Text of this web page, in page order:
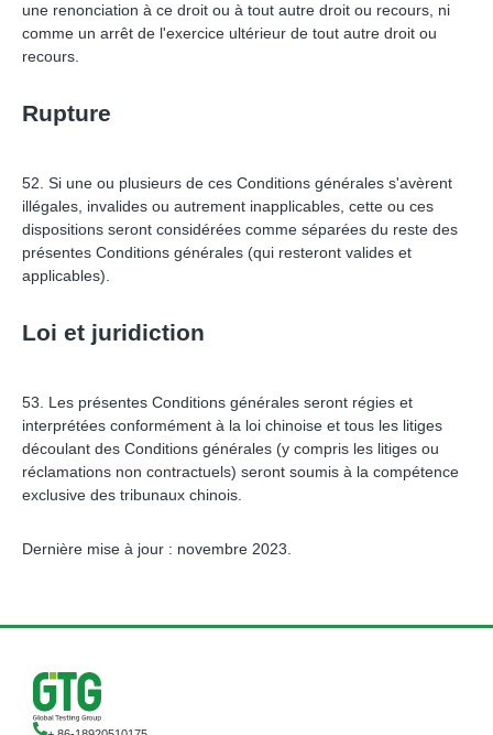
une renonciation à ce droit ou à tout autre droit ou recours, ni
comme un arrêt de l'exercice ultérieur de tout autre droit ou
recours.
Rupture
52. Si une ou plusieurs de ces Conditions générales s'avèrent
illégales, invalides ou autrement inapplicables, cette ou ces
dispositions seront considérées comme séparées du reste des
présentes Conditions générales (qui resteront valides et
applicables).
Loi et juridiction
53. Les présentes Conditions générales seront régies et
interprétées conformément à la loi chinoise et tous les litiges
découlant des Conditions générales (y compris les litiges ou
réclamations non contractuels) seront soumis à la compétence
exclusive des tribunaux chinois.
Dernière mise à jour : novembre 2023.